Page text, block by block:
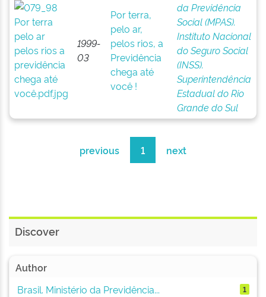
1999-
03
Por terra,
pelo ar,
pelos rios, a
Previdência
chega até
você !
da Previdência
Social (MPAS).
Instituto Nacional
do Seguro Social
(INSS).
Superintendência
Estadual do Rio
Grande do Sul
previous 1 next
Discover
Author
Brasil. Ministério da Previdência...
1